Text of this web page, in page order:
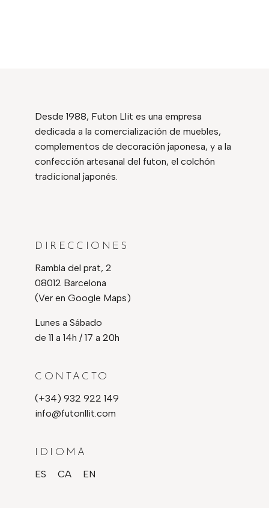
Desde 1988, Futon Llit es una empresa
dedicada a la comercialización de muebles,
complementos de decoración japonesa, y a la
confección artesanal del futon, el colchón
tradicional japonés.
DIRECCIONES
Rambla del prat, 2
08012 Barcelona
(Ver en Google Maps)
Lunes a Sábado
de 11 a 14h / 17 a 20h
CONTACTO
(+34) 932 922 149
info@futonllit.com
IDIOMA
ES CA EN